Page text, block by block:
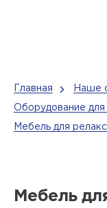
Главная Наше
Оборудование
Мебель для
Мебель